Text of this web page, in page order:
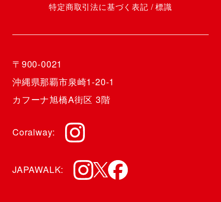
特定商取引法に基づく表記 / 標識
〒900-0021
沖縄県那覇市泉崎1-20-1
カフーナ旭橋A街区 3階
Coralway
JAPAWALK